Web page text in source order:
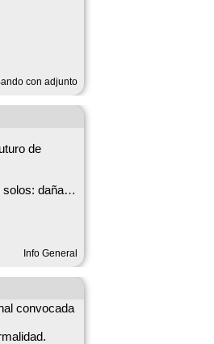
con adjunto
de
dañan
Info General
convocada
con normalidad.